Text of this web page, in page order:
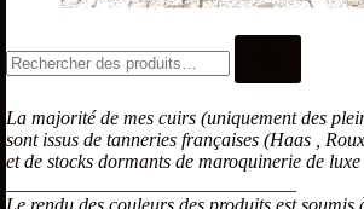
La majorité de mes cuirs (uniquement des
sont issus de tanneries françaises (Haas ,
et de stocks dormants de maroquinerie de luxe